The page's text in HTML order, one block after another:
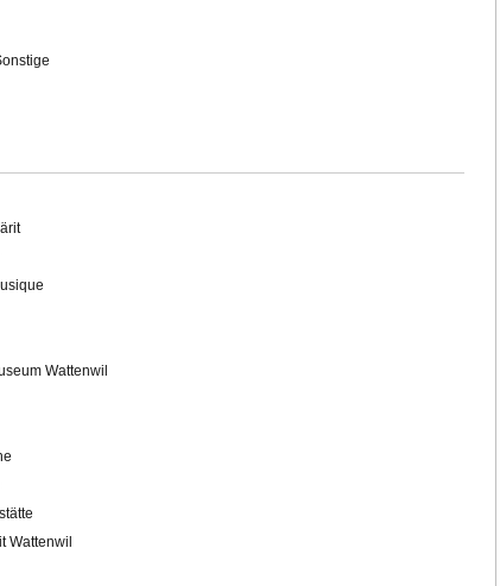
Wattenwil
Wattenwil